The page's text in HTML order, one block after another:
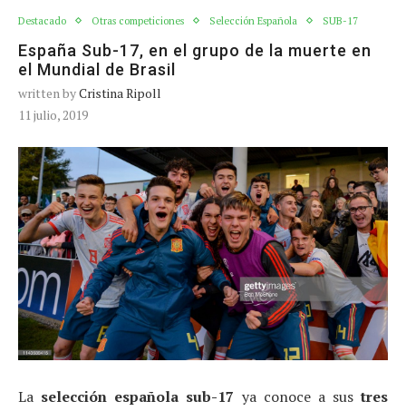
Destacado Otras competiciones Selección Española SUB-17
España Sub-17, en el grupo de la muerte en
el Mundial de Brasil
written byCristina Ripoll
11 julio, 2019
La selección española sub-17 ya conoce a sustres